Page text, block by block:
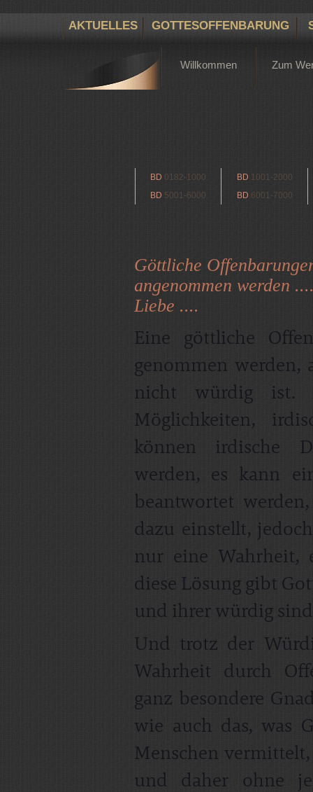
AKTUELLES GOTTESOFFENBARUNG
Willkommen Zum
BD 0182-1000 BD 1001-2000
BD 5001-6000 BD 6001-7000
Göttliche
angenommen werden
Liebe ....
Eine göttliche
genommen werden,
nicht würdig ist.
Möglichkeiten,
können irdische
werden, es kann
beantwortet
dazu einstellt,
nur eine Wahrheit,
diese Lösung gibt
und ihrer würdig
Und trotz der
Wahrheit durch
ganz besondere
wie auch das, was
Menschen
und daher ohne